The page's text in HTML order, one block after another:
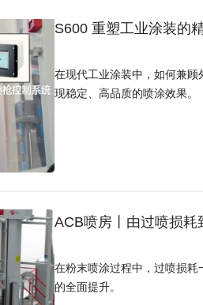
S600 重塑工业涂装的
在现代工业涂装中，如何兼
现稳定、高品质的喷涂效果。
ACB喷房丨由过喷损耗
在粉末喷涂过程中，过喷损
的全面提升。